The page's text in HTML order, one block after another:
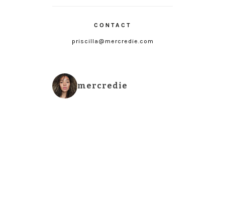
CONTACT
priscilla@mercredie.com
mercredie